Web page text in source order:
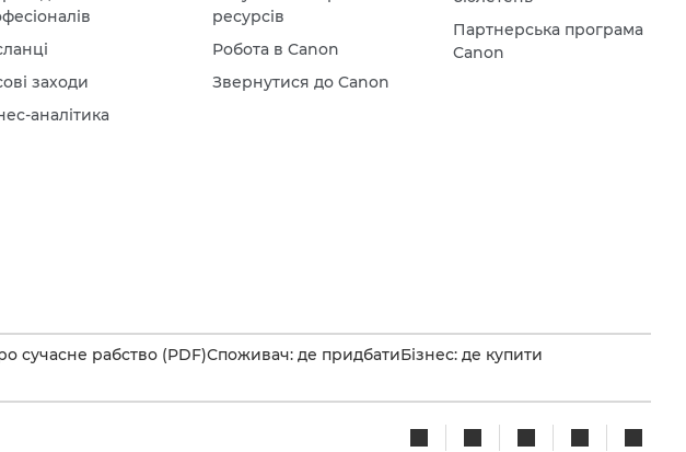
заходи
аналітика
ресурсів
Робота в Canon
Звернутися до Canon
Партнерська програма
Canon
сучасне рабство (PDF)Споживач: де придбатиБізнес: де купити